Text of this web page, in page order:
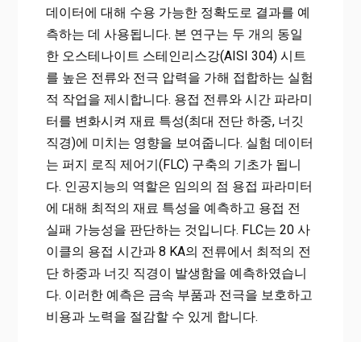
데이터에 대해 수용 가능한 정확도로 결과를 예
측하는 데 사용됩니다. 본 연구는 두 개의 동일
한 오스테나이트 스테인리스강(AISI 304) 시트
를 높은 전류와 전극 압력을 가해 접합하는 실험
적 작업을 제시합니다. 용접 전류와 시간 파라미
터를 변화시켜 재료 특성(최대 전단 하중, 너깃
직경)에 미치는 영향을 보여줍니다. 실험 데이터
는 퍼지 로직 제어기(FLC) 구축의 기초가 됩니
다. 인공지능의 역할은 임의의 점 용접 파라미터
에 대해 최적의 재료 특성을 예측하고 용접 전
실패 가능성을 판단하는 것입니다. FLC는 20 사
이클의 용접 시간과 8 KA의 전류에서 최적의 전
단 하중과 너깃 직경이 발생함을 예측하였습니
다. 이러한 예측은 금속 부품과 전극을 보호하고
비용과 노력을 절감할 수 있게 합니다.